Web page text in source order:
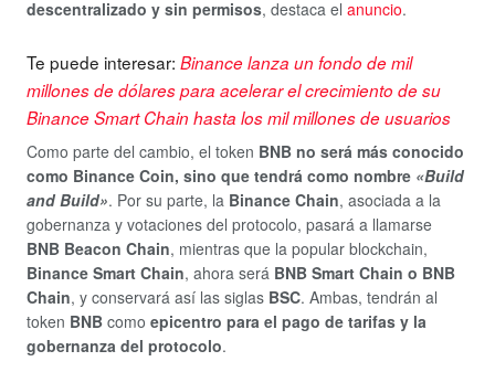
descentralizado y sin permisos, destaca el anuncio.
Te puede interesar: Binance lanza un fondo de mil
millones de dólares para acelerar el crecimiento de su
Binance Smart Chain hasta los mil millones de usuarios
Como parte del cambio, el token BNB no será más conocido
como Binance Coin, sino que tendrá como nombre «Build
and Build». Por su parte, la Binance Chain, asociada a la
gobernanza y votaciones del protocolo, pasará a llamarse
BNB Beacon Chain, mientras que la popular blockchain,
Binance Smart Chain, ahora será BNB Smart Chain o BNB
Chain, y conservará así las siglas BSC. Ambas, tendrán al
token BNB como epicentro para el pago de tarifas y la
gobernanza del protocolo.